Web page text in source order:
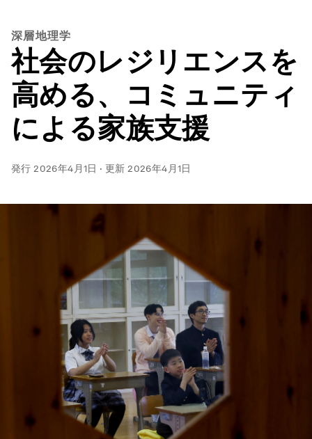
深層地理学
社会のレジリエンスを
高める、コミュニティ
による家族支援
発行2026年4月1日 ·更新2026年4月1日